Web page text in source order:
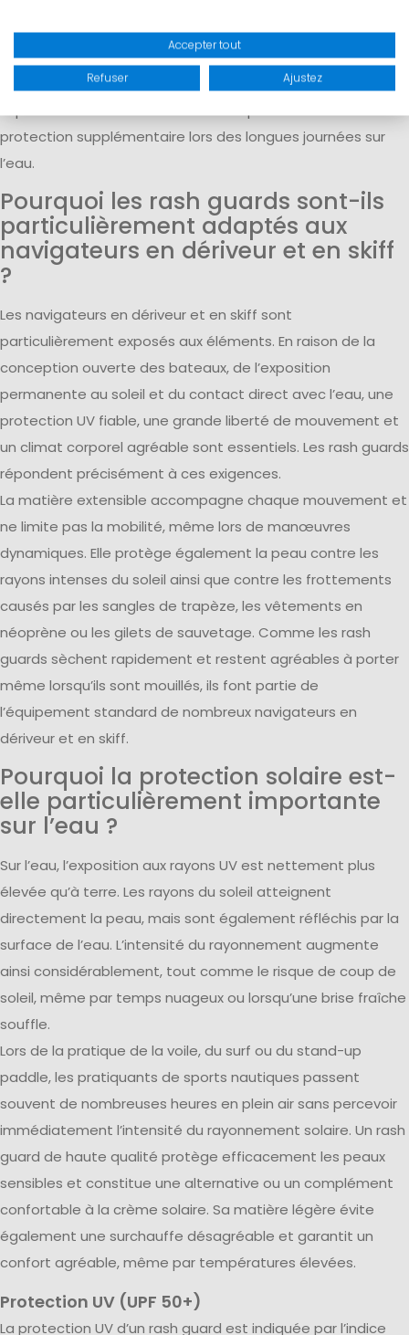
mouvement maximale.
Pour les conditions particulièrement ensoleillées, leHoodie
est recommandé. Sa capuche intégrée étend
protection supplémentaire lors des longues journées sur
l’eau.
Pourquoi les rash guards sont-ils
particulièrement adaptés aux
navigateurs en dériveur et en skiff
?
Les navigateurs en dériveur et en skiff sont
particulièrement exposés aux éléments. En raison de la
conception ouverte des bateaux, de l’exposition
permanente au soleil et du contact direct avec l’eau, une
protection UV fiable, une grande liberté de mouvement et
un climat corporel agréable sont essentiels. Les rash guards
répondent précisément à ces exigences.
La matière extensible accompagne chaque mouvement et
ne limite pas la mobilité, même lors de manœuvres
dynamiques. Elle protège également la peau contre les
rayons intenses du soleil ainsi que contre les frottements
causés par les sangles de trapèze, les vêtements en
néoprène ou les gilets de sauvetage. Comme les rash
guards sèchent rapidement et restent agréables à porter
même lorsqu’ils sont mouillés, ils font partie de
l’équipement standard de nombreux navigateurs en
dériveur et en skiff.
Pourquoi la protection solaire est-
elle particulièrement importante
sur l’eau ?
Sur l’eau, l’exposition aux rayons UV est nettement plus
élevée qu’à terre. Les rayons du soleil atteignent
directement la peau, mais sont également réfléchis par la
surface de l’eau. L’intensité du rayonnement augmente
ainsi considérablement, tout comme le risque de coup de
soleil, même par temps nuageux ou lorsqu’une brise fraîche
souffle.
Lors de la pratique de la voile, du surf ou du stand-up
paddle, les pratiquants de sports nautiques passent
souvent de nombreuses heures en plein air sans percevoir
immédiatement l’intensité du rayonnement solaire. Un rash
guard de haute qualité protège efficacement les peaux
sensibles et constitue une alternative ou un complément
confortable à la crème solaire. Sa matière légère évite
également une surchauffe désagréable et garantit un
confort agréable, même par températures élevées.
Protection UV (UPF 50+)
La protection UV d’un rash guard est indiquée par l’indice
Accepter tout
Refuser Ajustez